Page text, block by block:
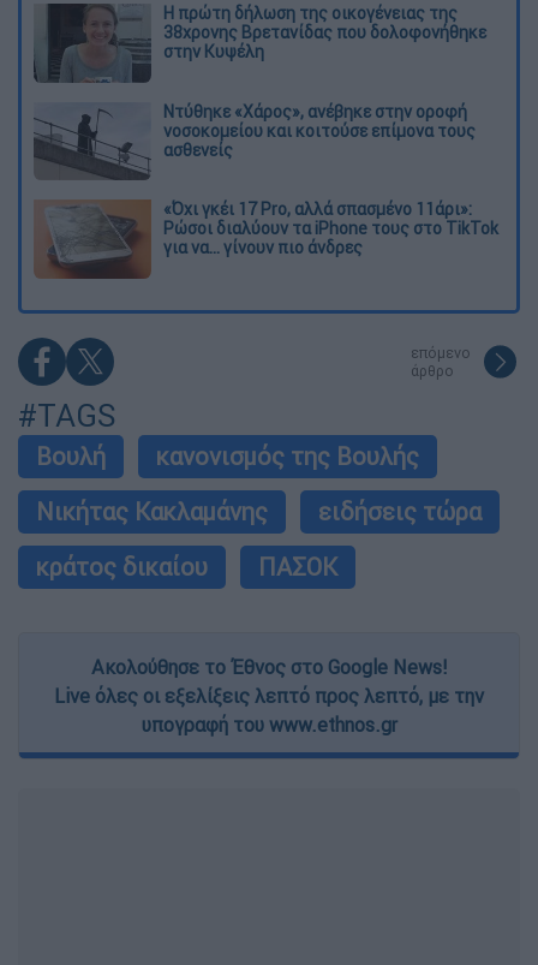
Η πρώτη δήλωση της οικογένειας της
38χρονης Βρετανίδας που δολοφονήθηκε
στην Κυψέλη
Ντύθηκε «Χάρος», ανέβηκε στην οροφή
νοσοκομείου και κοιτούσε επίμονα τους
ασθενείς
«Όχι γκέι 17 Pro, αλλά σπασμένο 11άρι»:
Ρώσοι διαλύουν τα iPhone τους στο TikTok
για να... γίνουν πιο άνδρες
επόμενο
άρθρο
#TAGS
Βουλή
κανονισμός της Βουλής
Νικήτας Κακλαμάνης
ειδήσεις τώρα
κράτος δικαίου
ΠΑΣΟΚ
Ακολούθησε το Έθνος στο Google News!
Live όλες οι εξελίξεις λεπτό προς λεπτό, με την
υπογραφή του www.ethnos.gr